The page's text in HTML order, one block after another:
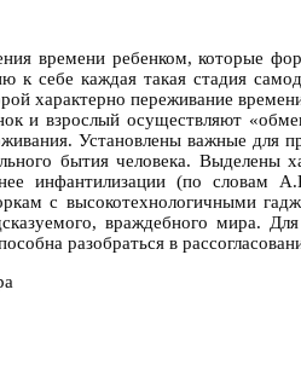
времени ребенком, которые
себе каждая такая стадия
характерно переживание
и взрослый осуществляют
Установлены важные для
бытия человека. Выделены
инфантилизации (по словам
с высокотехнологичными
враждебного мира.
разобраться в